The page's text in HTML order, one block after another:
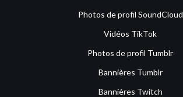
Photos de profil SoundCloud
Vidéos TikTok
Photos de profil Tumblr
Bannières Tumblr
Bannières Twitch